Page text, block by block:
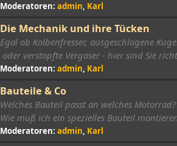
Moderatoren: admin, Karl
Die Mechanik und ihre Tücken
Egal ob Kolbenfresser, ausgeschlagene
oder verstopfte Vergaser - hier sind Sie
Moderatoren: admin, Karl
Bauteile & Co
Welches Bauteil passt an welches Motorrad?
Wie muß ich ein spezielles Bauteil
Moderatoren: admin, Karl